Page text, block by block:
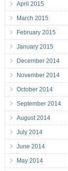
April 2015
March 2015
February 2015
January 2015
December 2014
November 2014
October 2014
September 2014
August 2014
July 2014
June 2014
May 2014